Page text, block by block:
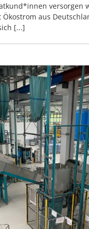
versorgen
aus
[...]